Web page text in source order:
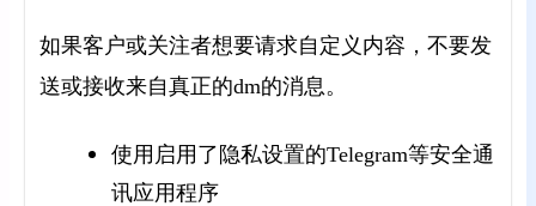
如果客户或关注者想要请求自定义内容，不要发
送或接收来自真正的dm的消息。
使用启用了隐私设置的Telegram等安全通
讯应用程序